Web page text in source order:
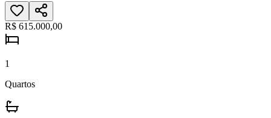
R$ 615.000,00
1
Quartos